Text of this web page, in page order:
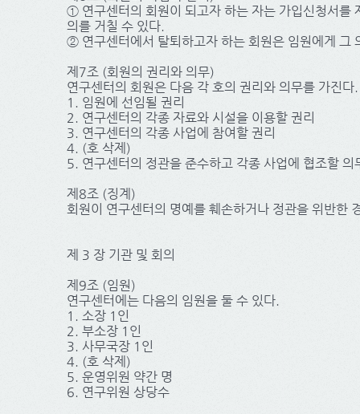
① 연구센터의 회원이 되고자 하는 자는 가입신청서를
의를 거칠 수 있다.
② 연구센터에서 탈퇴하고자 하는 회원은 임원에게 그
제7조 (회원의 권리와 의무)
연구센터의 회원은 다음 각 호의 권리와 의무를 가진다.
1. 임원에 선임될 권리
2. 연구센터의 각종 자료와 시설을 이용할 권리
3. 연구센터의 각종 사업에 참여할 권리
4. (호 삭제)
5. 연구센터의 정관을 준수하고 각종 사업에 협조할 의
제8조 (징계)
회원이 연구센터의 명예를 훼손하거나 정관을 위반한
제 3 장 기관 및 회의
제9조 (임원)
연구센터에는 다음의 임원을 둘 수 있다.
1. 소장 1인
2. 부소장 1인
3. 사무국장 1인
4. (호 삭제)
5. 운영위원 약간 명
6. 연구위원 상당수